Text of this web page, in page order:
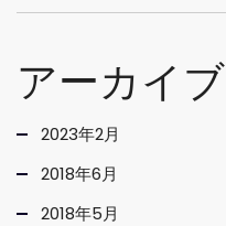
アーカイブ
2023年2月
2018年6月
2018年5月